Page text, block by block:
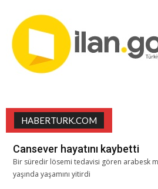
HABERTURK.COM
Cansever hayatını kaybetti
Bir süredir lösemi tedavisi gören arabesk
yaşında yaşamını yitirdi